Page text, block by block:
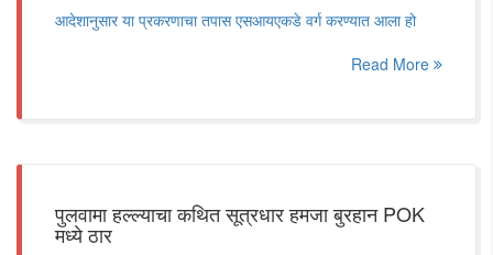
आदेशानुसार या प्रकरणाचा तपास एसआयएकडे वर्ग करण्यात आला हो
Read More
पुलवामा हल्ल्याचा कथित सूत्रधार हमजा बुरहान POK
मध्ये ठार